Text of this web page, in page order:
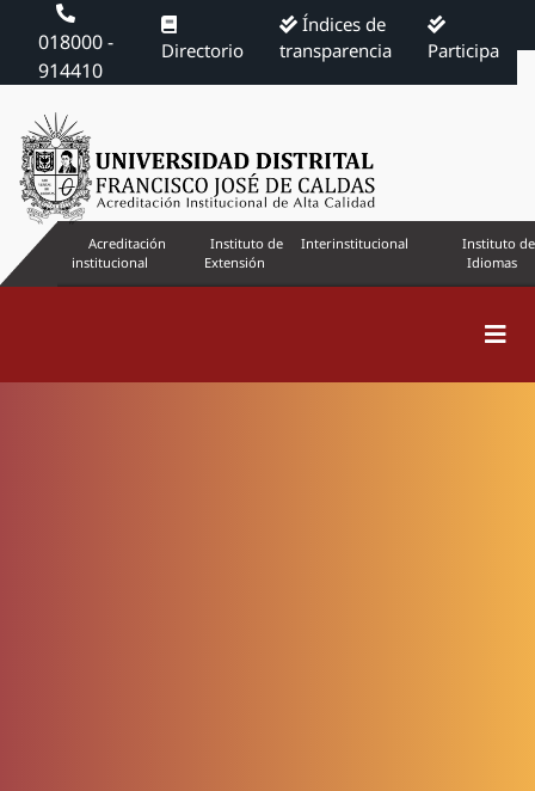
018000 -
914410
Directorio
Índices de
transparencia
Participa
Acreditación
institucional
Instituto de
Extensión
Interinstitucional
Instituto de
Idiomas